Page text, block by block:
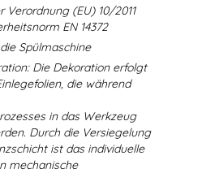
Verordnung (EU) 10/2011
EN 14372
Spülmaschine
Die Dekoration erfolgt
die während
in das Werkzeug
Durch die Versiegelung
ist das individuelle
mechanische